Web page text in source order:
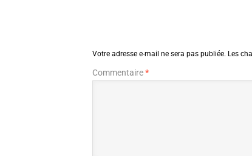
Votre adresse e-mail ne sera pas publiée. Les
Commentaire*